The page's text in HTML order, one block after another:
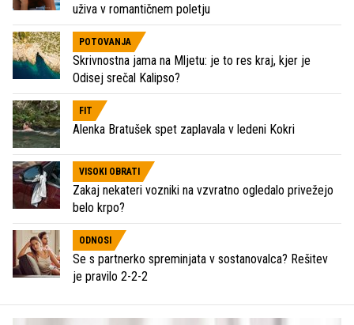
uživa v romantičnem poletju
POTOVANJA
Skrivnostna jama na Mljetu: je to res kraj, kjer je
Odisej srečal Kalipso?
FIT
Alenka Bratušek spet zaplavala v ledeni Kokri
VISOKI OBRATI
Zakaj nekateri vozniki na vzvratno ogledalo privežejo
belo krpo?
ODNOSI
Se s partnerko spreminjata v sostanovalca? Rešitev
je pravilo 2-2-2